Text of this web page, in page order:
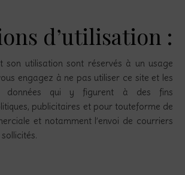
d’utilisation :
son utilisation sont réservés à un usage
engagez à ne pas utiliser ce site et les
données qui y figurent à des fins
publicitaires et pour touteforme de
et notamment l’envoi de courriers